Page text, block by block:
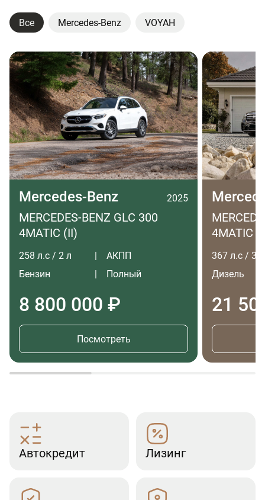
Все Mercedes-Benz VOYAH
Mercedes-Benz 2025
MERCEDES-BENZ GLC 300
4MATIC (II)
258 л.с / 2 л
АКПП
Бензин
Полный
8 800 000 ₽
Посмотреть
4MATIC
367 л.с / 3 л
Дизель
21
Автокредит Лизинг